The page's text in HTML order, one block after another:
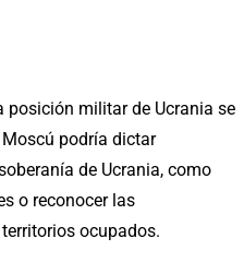
posición militar de Ucrania se
podría dictar
de Ucrania, como
o reconocer las
ocupados.